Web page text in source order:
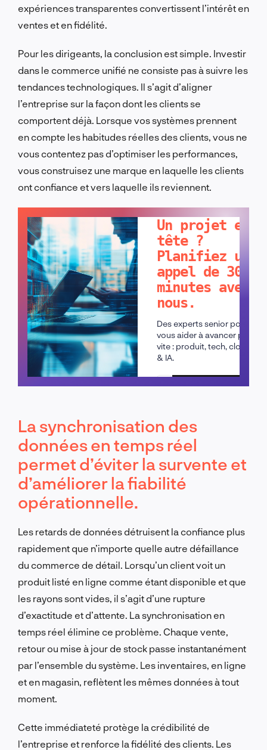
expériences transparentes convertissent l’intérêt en
ventes et en fidélité.
Pour les dirigeants, la conclusion est simple. Investir
dans le commerce unifié ne consiste pas à suivre les
tendances technologiques. Il s’agit d’aligner
l’entreprise sur la façon dont les clients se
comportent déjà. Lorsque vos systèmes prennent
en compte les habitudes réelles des clients, vous ne
vous contentez pas d’optimiser les performances,
vous construisez une marque en laquelle les clients
ont confiance et vers laquelle ils reviennent.
Un projet en
tête ?
Planifiez un
appel de 30
minutes avec
nous.
Des experts senior pour
vous aider à avancer plus
vite : produit, tech, cloud
& IA.
Planifier un appel
La synchronisation des
données en temps réel
permet d’éviter la survente et
d’améliorer la fiabilité
opérationnelle.
Les retards de données détruisent la confiance plus
rapidement que n’importe quelle autre défaillance
du commerce de détail. Lorsqu’un client voit un
produit listé en ligne comme étant disponible et que
les rayons sont vides, il s’agit d’une rupture
d’exactitude et d’attente. La synchronisation en
temps réel élimine ce problème. Chaque vente,
retour ou mise à jour de stock passe instantanément
par l’ensemble du système. Les inventaires, en ligne
et en magasin, reflètent les mêmes données à tout
moment.
Cette immédiateté protège la crédibilité de
l’entreprise et renforce la fidélité des clients. Les